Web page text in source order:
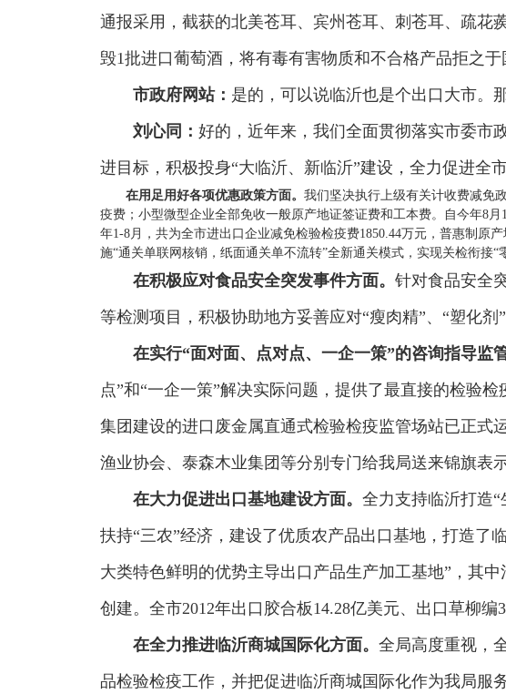
通报采用，截获的北美苍耳、宾州苍耳、刺苍耳、疏花
毁1批进口葡萄酒，将有毒有害物质和不合格产品拒之
市政府网站： 是的，可以说临沂也是个出口大市。
刘心同： 好的，近年来，我们全面贯彻落实市委市
进目标，积极投身“大临沂、新临沂”建设，全力促进全
在用足用好各项优惠政策方面。 我们坚决执行上级有关计收费减免
疫费；小型微型企业全部免收一般原产地证签证费和工本费。自今年8
年1-8月，共为全市进出口企业减免检验检疫费1850.44万元，普惠制原
施“通关单联网核销，纸面通关单不流转”全新通关模式，实现关检衔接“
在积极应对食品安全突发事件方面。 针对食品安全
等检测项目，积极协助地方妥善应对“瘦肉精”、“塑化
在实行“面对面、点对点、一企一策”的咨询指导监
点”和“一企一策”解决实际问题，提供了最直接的检验
集团建设的进口废金属直通式检验检疫监管场站已正式
渔业协会、泰森木业集团等分别专门给我局送来锦旗表示
在大力促进出口基地建设方面。 全力支持临沂打造
扶持“三农”经济，建设了优质农产品出口基地，打造了
大类特色鲜明的优势主导出口产品生产加工基地”，其
创建。全市2012年出口胶合板14.28亿美元、出口草柳
在全力推进临沂商城国际化方面。 全局高度重视，
品检验检疫工作，并把促进临沂商城国际化作为我局